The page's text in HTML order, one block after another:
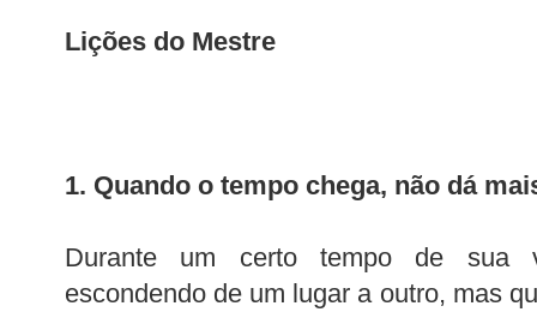
Lições do Mestre
1. Quando o tempo chega, não dá
Durante um certo tempo de sua
escondendo de um lugar a outro, mas